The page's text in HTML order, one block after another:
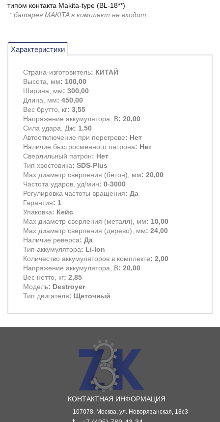
типом контакта Makita-type (BL-18**)
* батарея MAKITA в комплект не входит.
Характеристики
Страна-изготовитель: КИТАЙ
Высота, мм: 100,00
Ширина, мм: 300,00
Длина, мм: 450,00
Вес брутто, кг: 3,55
Напряжение аккумулятора, В: 20,00
Сила удара, Дж: 1,50
Автоотключение при перегреве: Нет
Наличие быстросменного патрона: Нет
Сверлильный патрон: Нет
Тип хвостовика: SDS-Plus
Max диаметр сверления (бетон), мм: 20,00
Частота ударов, уд/мин: 0-3000
Регулировка частоты вращения: Да
Гарантия: 1
Упаковка: Кейс
Max диаметр сверления (металл), мм: 10,00
Max диаметр сверления (дерево), мм: 24,00
Наличие реверса: Да
Тип аккумулятора: Li-Ion
Количество аккумуляторов в комплекте: 2,00
Напряжение аккумулятора, В: 20,00
Вес нетто, кг: 2,85
Модель: Destroyer
Тип двигателя: Щеточный
КОНТАКТНАЯ ИНФОРМАЦИЯ
107078, Москва, ул. Новорязанская, 18с3